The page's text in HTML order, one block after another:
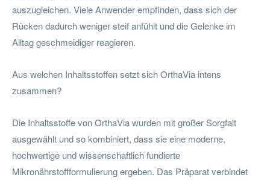
auszugleichen. Viele Anwender empfinden, dass sich der
Rücken dadurch weniger steif anfühlt und die Gelenke im
Alltag geschmeidiger reagieren.
Aus welchen Inhaltsstoffen setzt sich OrthaVia intens
zusammen?
Die Inhaltsstoffe von OrthaVia wurden mit großer Sorgfalt
ausgewählt und so kombiniert, dass sie eine moderne,
hochwertige und wissenschaftlich fundierte
Mikronährstoffformulierung ergeben. Das Präparat verbindet